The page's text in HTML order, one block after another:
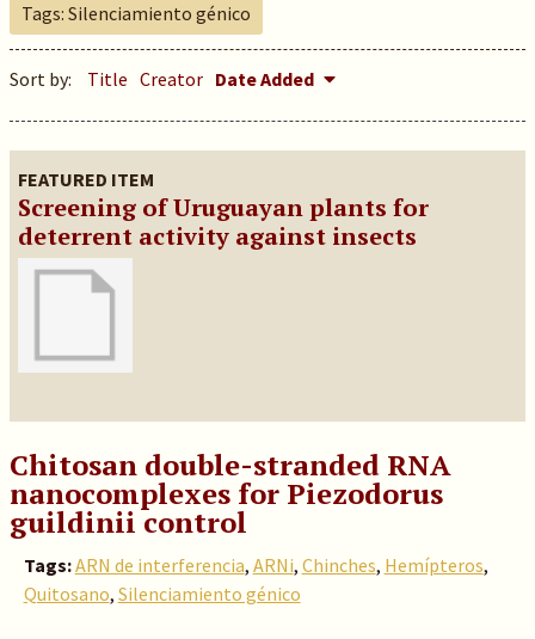
Tags: Silenciamiento génico
Sort by: Title Creator Date Added
FEATURED ITEM
Screening of Uruguayan plants for
deterrent activity against insects
Chitosan double-stranded RNA
nanocomplexes for Piezodorus
guildinii control
Tags:ARN de interferencia, ARNi, Chinches, Hemípteros,
Quitosano, Silenciamiento génico